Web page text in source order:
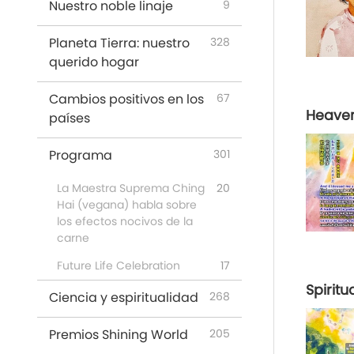
Nuestro noble linaje 9
Planeta Tierra: nuestro
querido hogar
328
Cambios positivos en los
países
67
Programa 301
La Maestra Suprema Ching
Hai (vegana) habla sobre
los efectos nocivos de la
carne
20
Future Life Celebration 17
Ciencia y espiritualidad 268
Premios Shining World 205